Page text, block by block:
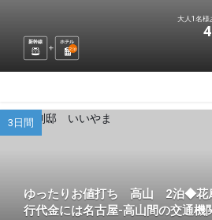
新幹線
ホテル
2泊
大人1名様
3日間
ゆったりお値打ち 高山 2泊◆
行代金には名古屋-高山間の交通機